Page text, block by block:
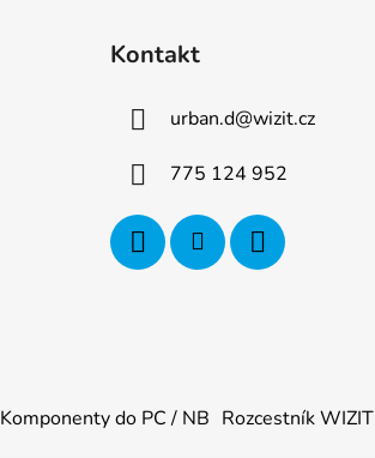
Kontakt
urban.d@wizit.cz
775 124 952
Komponenty do PC / NB Rozcestník WIZIT